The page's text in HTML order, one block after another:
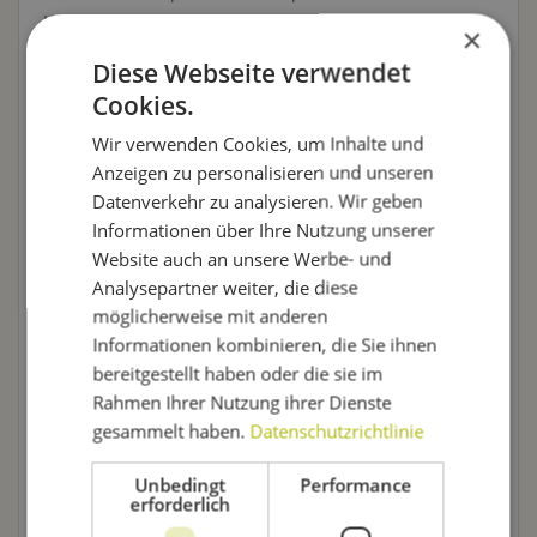
Hobbybrauern: Irgendwann stolperst Du über einen
verstehen. Und das richtige Lexikon dafür findest Du
genau hier.
In diesem Braulexikon erfährst Du, was der
Außenbereich
für den Biergenuss bedeutet, wie eine
Bierprobe
abläuft, welche Gefäße
Dir als Bierliebhaber
begegnen und was eigentlich eine
Würze
ist. Von A bis
Z ist hier alles Wissenswerte über Bier und Bierbrauen
zusammengetragen.
Fällt Dir eine Wissenslücke in unserem Lexikon auf,
schreib uns einfach! Wir recherchieren gerne nach,
verbessern unser Lexikon und fügen neue Begriffe
hinzu. Da wir uns schon lange in der Welt des
Bierbrauens bewegen, ist uns vielleicht nicht immer
klar, welche Begriffe mehr Erklärung brauchen. Hast Du
eine Anregung, dann immer heraus damit!
×
Diese Webseite verwendet
Cookies.
Wir verwenden Cookies, um Inhalte und
Anzeigen zu personalisieren und unseren
Datenverkehr zu analysieren. Wir geben
Informationen über Ihre Nutzung unserer
Website auch an unsere Werbe- und
Analysepartner weiter, die diese
möglicherweise mit anderen
Informationen kombinieren, die Sie ihnen
bereitgestellt haben oder die sie im
Rahmen Ihrer Nutzung ihrer Dienste
gesammelt haben. Datenschutzrichtlinie
Unbedingt
erforderlich
Performance